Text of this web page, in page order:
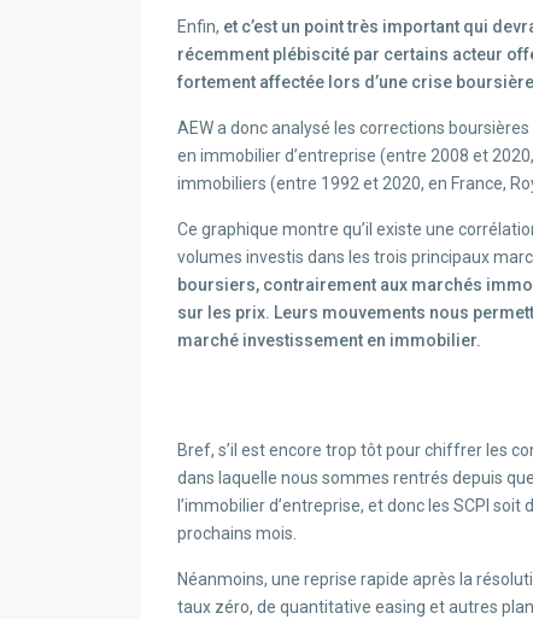
Enfin, et c’est un point très important qui
récemment plébiscité par certains acteur
fortement affectée lors d’une crise boursière
AEW a donc analysé les corrections
en immobilier d’entreprise (entre 2008 et
immobiliers (entre 1992 et 2020, en France,
Ce graphique montre qu’il existe une
volumes investis dans les trois principaux
boursiers, contrairement aux marchés
sur les prix. Leurs mouvements nous
marché investissement en immobilier.
Bref, s’il est encore trop tôt pour chiffrer les
dans laquelle nous sommes rentrés depuis
l’immobilier d’entreprise, et donc les SCPI
prochains mois.
Néanmoins, une reprise rapide après la
taux zéro, de quantitative easing et autres